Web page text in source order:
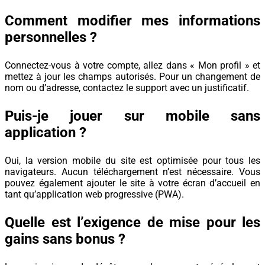
Comment modifier mes informations
personnelles ?
Connectez-vous à votre compte, allez dans « Mon profil » et
mettez à jour les champs autorisés. Pour un changement de
nom ou d’adresse, contactez le support avec un justificatif.
Puis-je jouer sur mobile sans
application ?
Oui, la version mobile du site est optimisée pour tous les
navigateurs. Aucun téléchargement n’est nécessaire. Vous
pouvez également ajouter le site à votre écran d’accueil en
tant qu’application web progressive (PWA).
Quelle est l’exigence de mise pour les
gains sans bonus ?